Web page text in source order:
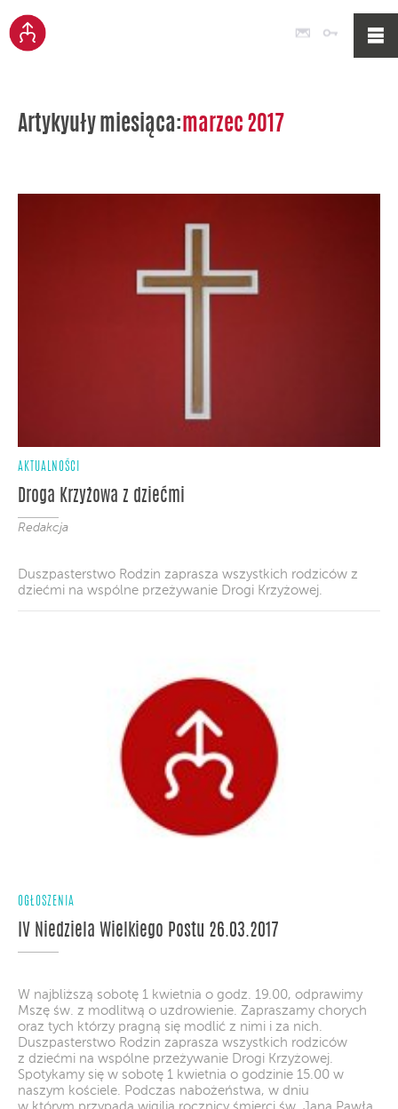
Poczta
Artykyuły miesiąca: marzec 2017
AKTUALNOŚCI
Droga Krzyżowa z dziećmi
Redakcja
Duszpasterstwo Rodzin zaprasza wszystkich rodziców z
dziećmi na wspólne przeżywanie Drogi Krzyżowej.
OGŁOSZENIA
IV Niedziela Wielkiego Postu 26.03.2017
W najbliższą sobotę 1 kwietnia o godz. 19.00, odprawimy
Mszę św. z modlitwą o uzdrowienie. Zapraszamy chorych
oraz tych którzy pragną się modlić z nimi i za nich.
Duszpasterstwo Rodzin zaprasza wszystkich rodziców
z dziećmi na wspólne przeżywanie Drogi Krzyżowej.
Spotykamy się w sobotę 1 kwietnia o godzinie 15.00 w
naszym kościele. Podczas nabożeństwa, w dniu